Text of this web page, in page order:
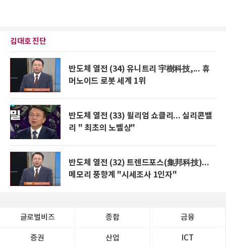
김대호 진단
반도체 열전 (34) 유니트리 宇樹科技,... 휴
머노이드 로봇 세계 1위
반도체 열전 (33) 윌리엄 쇼클리... 실리콘밸
리 " 최초의 노벨상"
반도체 열전 (32) 트렌드포스(集邦科技)...
메모리 풍향계 "시세조사 1인자"
글로벌비즈 종합 금융
증권 산업 ICT